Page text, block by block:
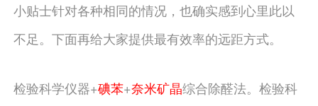
小贴士针对各种相同的情况，也确实感到心里此以
不足。下面再给大家提供最有效率的远距方式。
检验科学仪器+碘苯+奈米矿晶综合除醛法。检验科